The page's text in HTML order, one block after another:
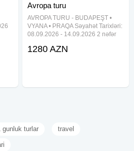
Avropa turu
AVROPA TURU - BUDAPEŞT •
VYANA • PRAQA Səyahət Tarixləri:
08.09.2026 - 14.09.2026 2 nəfər
WizzAir ilə 08.09.2026 Bakı -
1280 AZN
gunluk turlar travel